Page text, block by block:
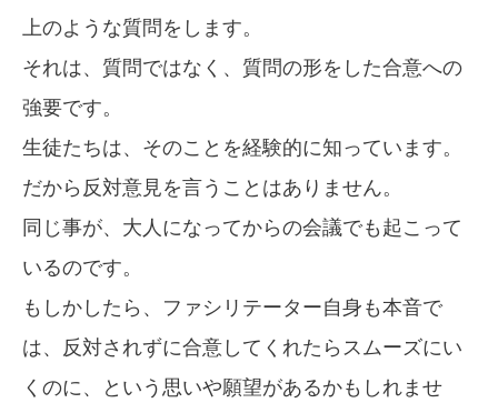
上のような質問をします。
それは、質問ではなく、質問の形をした合意への
強要です。
生徒たちは、そのことを経験的に知っています。
だから反対意見を言うことはありません。
同じ事が、大人になってからの会議でも起こって
いるのです。
もしかしたら、ファシリテーター自身も本音で
は、反対されずに合意してくれたらスムーズにい
くのに、という思いや願望があるかもしれませ